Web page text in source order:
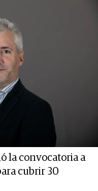
la convocatoria a
cubrir 30